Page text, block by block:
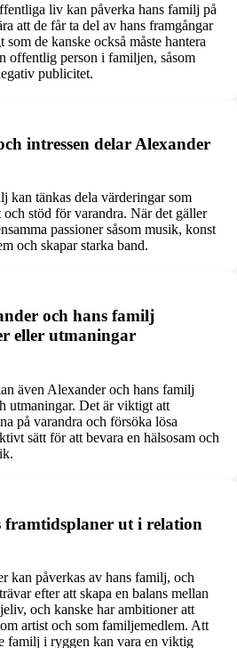
liv kan påverka hans familj på
att de får ta del av hans framgångar
de kanske också måste hantera
offentlig person i familjen, såsom
publicitet.
intressen delar Alexander
kan tänkas dela värderingar som
stöd för varandra. När det gäller
passioner såsom musik, konst
och skapar starka band.
och hans familj
eller utmaningar
även Alexander och hans familj
utmaningar. Det är viktigt att
på varandra och försöka lösa
sätt för att bevara en hälsosam och
framtidsplaner ut i relation
kan påverkas av hans familj, och
efter att skapa en balans mellan
och kanske har ambitioner att
artist och som familjemedlem. Att
familj i ryggen kan vara en viktig